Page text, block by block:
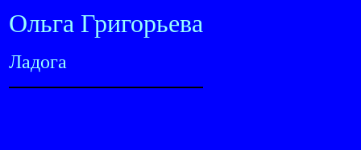
Ольга Григорьева
Ладога